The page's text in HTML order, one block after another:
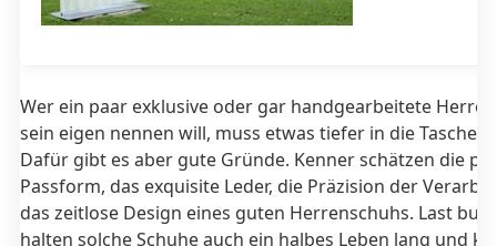
Wer ein paar exklusive oder gar handgearbeitete
sein eigen nennen will, muss etwas tiefer in die Tasche
Dafür gibt es aber gute Gründe. Kenner schätzen die
Passform, das exquisite Leder, die Präzision der
das zeitlose Design eines guten Herrenschuhs. Last but
halten solche Schuhe auch ein halbes Leben lang und